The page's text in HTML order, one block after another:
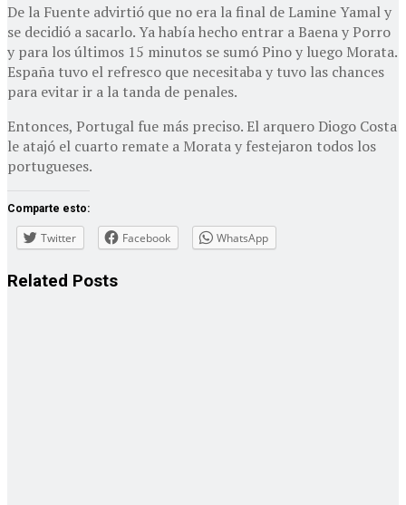
De la Fuente advirtió que no era la final de Lamine Yamal y
se decidió a sacarlo. Ya había hecho entrar a Baena y Porro
y para los últimos 15 minutos se sumó Pino y luego Morata.
España tuvo el refresco que necesitaba y tuvo las chances
para evitar ir a la tanda de penales.
Entonces, Portugal fue más preciso. El arquero Diogo Costa
le atajó el cuarto remate a Morata y festejaron todos los
portugueses.
Comparte esto:
Twitter Facebook WhatsApp
Related Posts